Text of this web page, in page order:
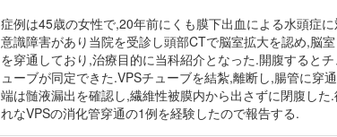
症例は45歳の女性で,20年前にくも膜下出血による水頭症
意識障害があり当院を受診し頭部CTで脳室拡大を認め,脳
を穿通しており,治療目的に当科紹介となった.開腹すると
ューブが同定できた.VPSチューブを結紮,離断し,腸管に穿
端は髄液漏出を確認し,繊維性被膜内から出さずに閉腹し
れなVPSの消化管穿通の1例を経験したので報告する.